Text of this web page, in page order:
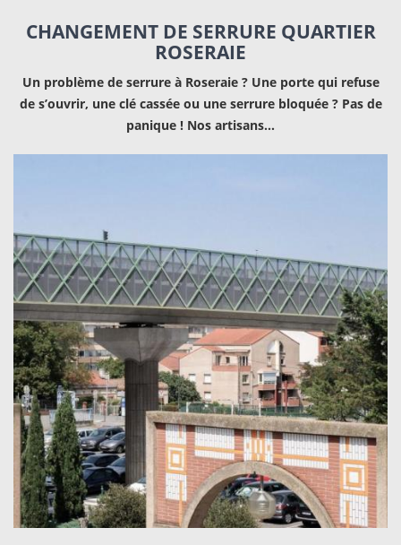
CHANGEMENT DE SERRURE QUARTIER
ROSERAIE
Un problème de serrure à Roseraie ? Une porte qui refuse
de s’ouvrir, une clé cassée ou une serrure bloquée ? Pas de
panique ! Nos artisans…